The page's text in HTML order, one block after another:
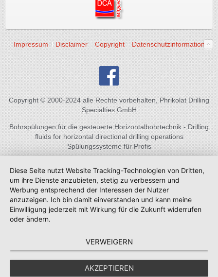
Impressum Disclaimer Copyright Datenschutzinformation
Copyright © 2000-2024 alle Rechte vorbehalten, Phrikolat Drilling
Specialties GmbH
Bohrspülungen für die gesteuerte Horizontalbohrtechnik - Drilling
fluids for horizontal directional drilling operations
Spülungssysteme für Profis
Diese Seite nutzt Website Tracking-Technologien von Dritten,
um ihre Dienste anzubieten, stetig zu verbessern und
Werbung entsprechend der Interessen der Nutzer
anzuzeigen. Ich bin damit einverstanden und kann meine
Einwilligung jederzeit mit Wirkung für die Zukunft widerrufen
oder ändern.
VERWEIGERN
AKZEPTIEREN